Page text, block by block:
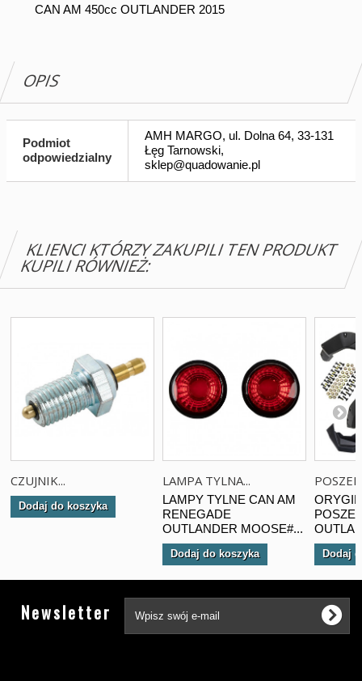
CAN AM 450cc OUTLANDER 2015
OPIS
Podmiot
odpowiedzialny
AMH MARGO, ul. Dolna 64, 33-131
Łęg Tarnowski,
sklep@quadowanie.pl
KLIENCI KTÓRZY ZAKUPILI TEN PRODUKT
KUPILI RÓWNIEŻ:
CZUJNIK...
Dodaj do koszyka
LAMPA TYLNA...
LAMPY TYLNE CAN AM
RENEGADE
OUTLANDER MOOSE#...
Dodaj do koszyka Dodaj
Newsletter